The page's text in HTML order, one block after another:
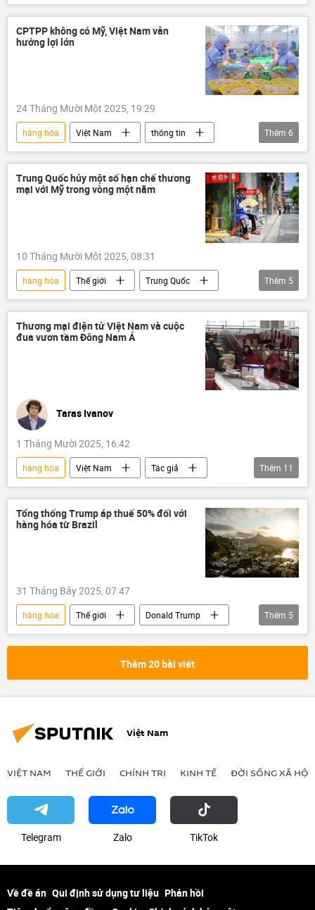
Samsung
thông tin
Thái Nguyên
Kinh doanh
xuất khẩu đầu tư
CPTPP không có Mỹ, Việt Nam vẫn
hưởng lợi lớn
24 Tháng Mười Một 2025, 19:29
hàng hóa Việt Nam
thông tin
CPTPP
Kinh tế
FTA
Hoa Kỳ
Bộ Công Thương ASEAN
Thêm 6
Trung Quốc hủy một số hạn chế thương
mại với Mỹ trong vòng một năm
10 Tháng Mười Một 2025, 08:31
hàng hóa Thế giới
Trung Quốc
Kinh doanh
Hoa Kỳ
thương mại
thuế
Kinh tế
Thêm 5
Thương mại điện tử Việt Nam và cuộc
đua vươn tầm Đông Nam Á
Taras Ivanov
1 Tháng Mười 2025, 16:42
hàng hóa Việt Nam
Tác giả
Quan điểm-Ý kiến
thương mại
livestream
chính phủ điện tử
sản phẩm
doanh nghiệp
thuế
Thêm 11
Tổng thống Trump áp thuế 50% đối với
hàng hóa từ Brazil
31 Tháng Bảy 2025, 07:47
hàng hóa Thế giới
Donald Trump
Brazil
thuế
Hoa Kỳ
Thêm 5
Thêm 20 bài viết
Việt Nam
VIỆT NAM THẾ GIỚI CHÍNH TRỊ KINH TẾ ĐỜI SỐNG XÃ HỘI
Telegram Zalo ТikТоk
Về đề án Qui định sử dụng tư liệu Phản hồi